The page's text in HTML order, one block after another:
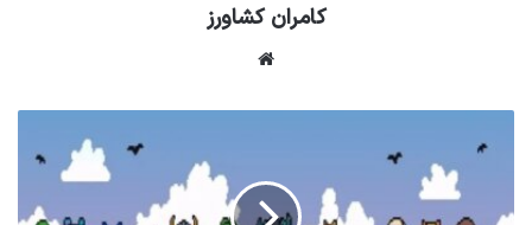
کامران کشاورز